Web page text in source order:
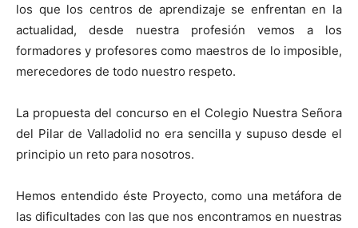
los que los centros de aprendizaje se enfrentan en la
actualidad, desde nuestra profesión vemos a los
formadores y profesores como maestros de lo imposible,
merecedores de todo nuestro respeto.
La propuesta del concurso en el Colegio Nuestra Señora
del Pilar de Valladolid no era sencilla y supuso desde el
principio un reto para nosotros.
Hemos entendido éste Proyecto, como una metáfora de
las dificultades con las que nos encontramos en nuestras